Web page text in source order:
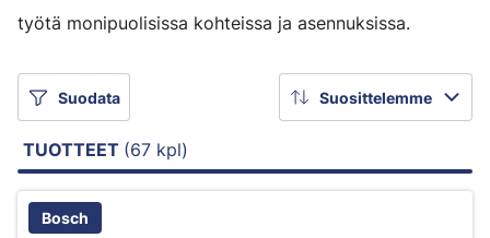
työtä monipuolisissa kohteissa ja asennuksissa.
Suodata Suosittelemme
TUOTTEET (67 kpl)
Bosch